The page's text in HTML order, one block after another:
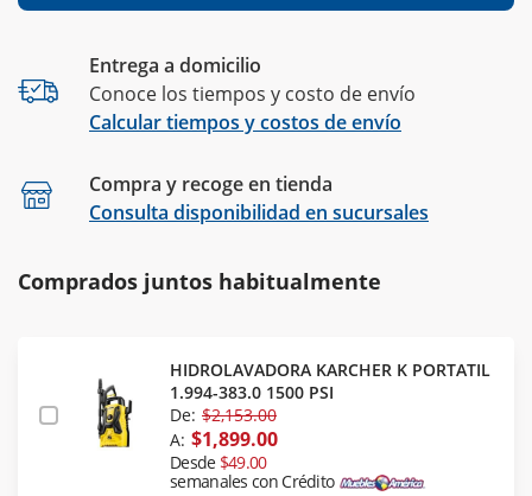
Entrega a domicilio
Conoce los tiempos y costo de envío
Calcular tiempos y costos de envío
Compra y recoge en tienda
Consulta disponibilidad en sucursales
Comprados juntos habitualmente
HIDROLAVADORA KARCHER K PORTATIL
1.994-383.0 1500 PSI
De: $2,153.00
A: $1,899.00
Desde $49.00
semanales con Crédito